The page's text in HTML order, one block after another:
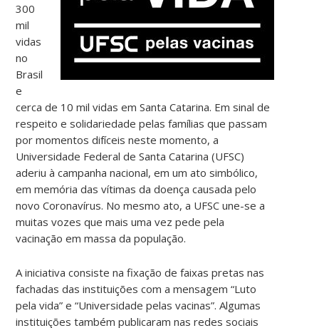
300
mil
vidas
no
Brasil
e
cerca de 10 mil vidas em Santa Catarina. Em sinal de
respeito e solidariedade pelas famílias que passam
por momentos difíceis neste momento, a
Universidade Federal de Santa Catarina (UFSC)
aderiu à campanha nacional, em um ato simbólico,
em memória das vítimas da doença causada pelo
novo Coronavírus. No mesmo ato, a UFSC une-se a
muitas vozes que mais uma vez pede pela
vacinação em massa da população.
A iniciativa consiste na fixação de faixas pretas nas
fachadas das instituições com a mensagem “Luto
pela vida” e “Universidade pelas vacinas”. Algumas
instituições também publicaram nas redes sociais